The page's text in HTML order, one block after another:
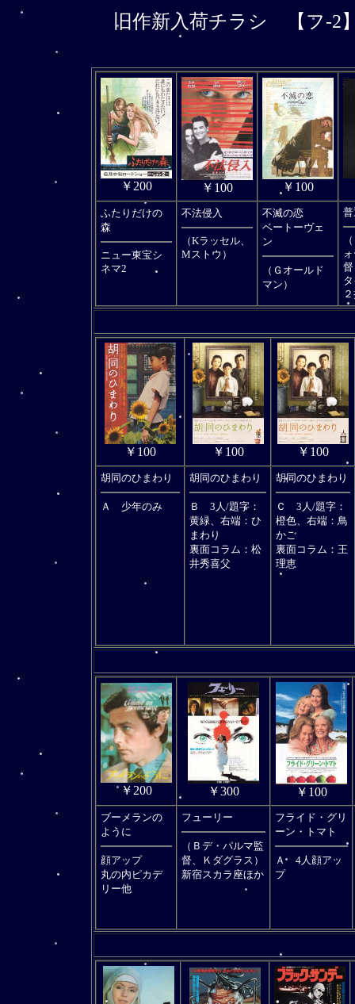
旧作新入荷チラシ 【フ-2
￥200 ￥100 ￥100
ふたりだけの
森
ニュー東宝シ
ネマ2
不法侵入
（Kラッセル、
Mストウ）
不滅の恋
ベートーヴェ
ン
（Ｇオールド
マン）
￥100 ￥100 ￥100
胡同のひまわり
Ａ 少年のみ
胡同のひまわり
Ｂ 3人/題字：
黄緑、右端：ひ
まわり
裏面コラム：松
井秀喜父
胡同のひまわり
Ｃ 3人/題字：
橙色、右端：鳥
かご
裏面コラム：王
理恵
￥200 ￥300 ￥100
ブーメランの
ように
顔アップ
丸の内ピカデ
リー他
フューリー
（Ｂデ・パルマ監
督、Ｋダグラス）
新宿スカラ座ほか
フライド・グリ
ーン・トマト
Ａ 4人顔アッ
プ